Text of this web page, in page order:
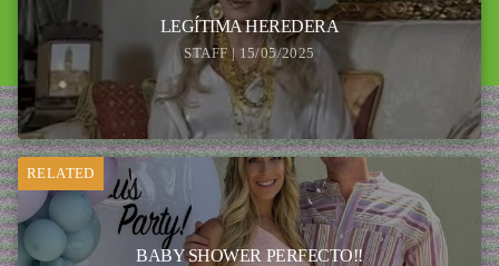
LEGÍTIMA HEREDERA
STAFF | 15/05/2025
RELATED
BABY SHOWER PERFECTO!!